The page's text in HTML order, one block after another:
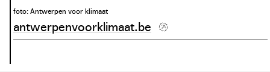
foto: Antwerpen voor klimaat
antwerpenvoorklimaat.be